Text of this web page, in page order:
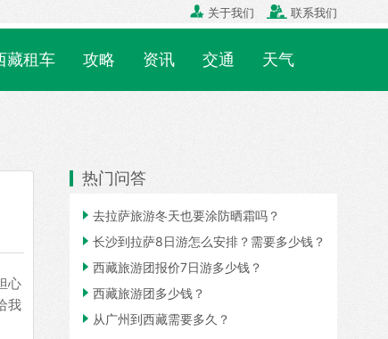
 关于我们  联系我们
藏租车 攻略 资讯 交通 天气
心
我
热门问答
 去拉萨旅游冬天也要涂防晒霜吗？
 长沙到拉萨8日游怎么安排？需要多少钱？
 西藏旅游团报价7日游多少钱？
 西藏旅游团多少钱？
 从广州到西藏需要多久？